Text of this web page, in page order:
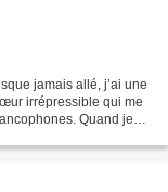
jamais allé, j’ai une
irrépressible qui me
Quand je